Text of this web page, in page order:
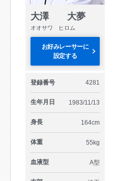
大澤 大夢
オオサワ ヒロム
お好みレーサーに
設定する
登録番号 4281
生年月日 1983/11/13
身長 164cm
体重 55kg
血液型 A型